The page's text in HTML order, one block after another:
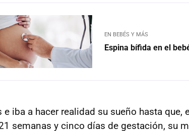
EN BEBÉS Y MÁS
Espina bífida en el
e iba a hacer realidad su sueño hasta que,
semanas y cinco días de gestación, su